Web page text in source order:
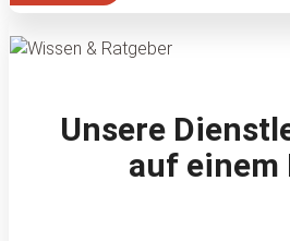
Unsere
auf einem